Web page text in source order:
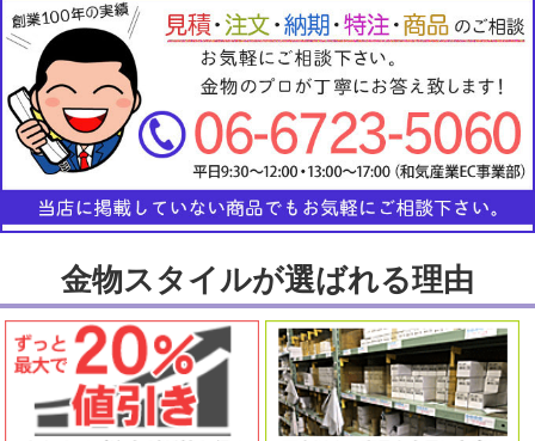
金物スタイルが選ばれる理由